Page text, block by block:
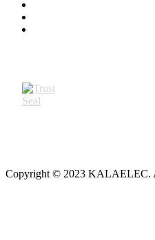
Copyright © 2023 KALAELEC.